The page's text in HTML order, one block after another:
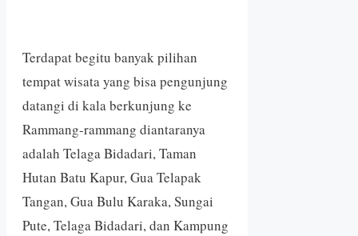
Terdapat begitu banyak pilihan
tempat wisata yang bisa pengunjung
datangi di kala berkunjung ke
Rammang-rammang diantaranya
adalah Telaga Bidadari, Taman
Hutan Batu Kapur, Gua Telapak
Tangan, Gua Bulu Karaka, Sungai
Pute, Telaga Bidadari, dan Kampung